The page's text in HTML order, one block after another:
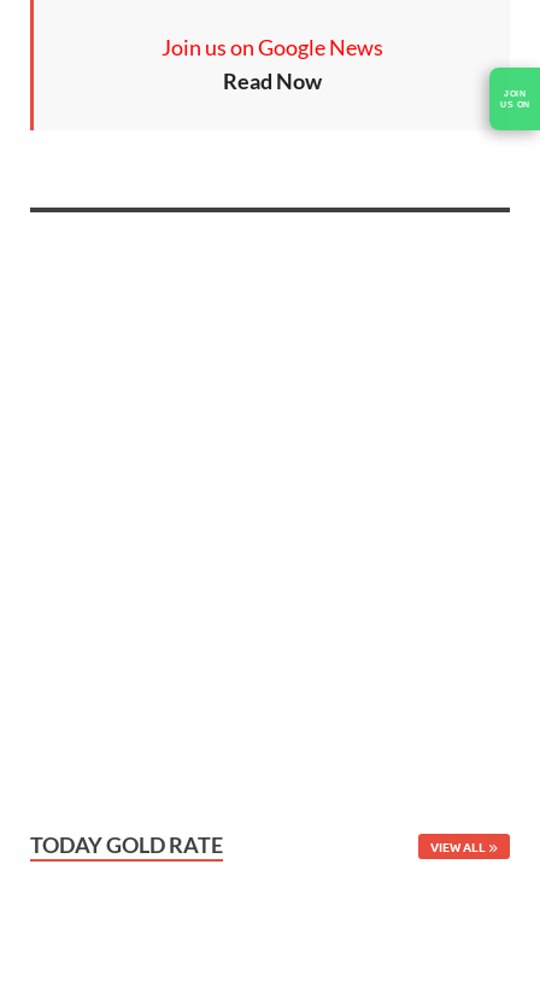
JOIN
US ON
Join us on Google News
Read Now
TODAY GOLD RATE VIEW ALL